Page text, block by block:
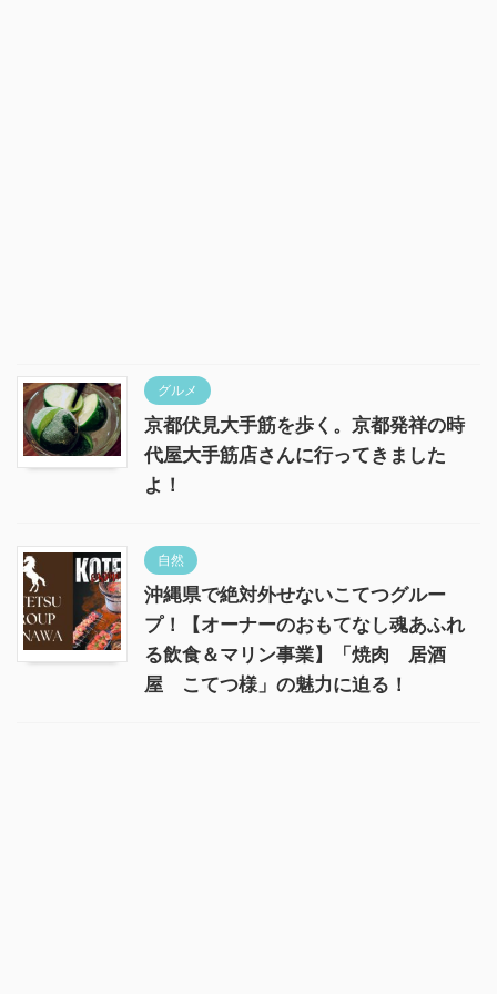
グルメ
京都伏見大手筋を歩く。京都発祥の時
代屋大手筋店さんに行ってきました
よ！
自然
沖縄県で絶対外せないこてつグルー
プ！【オーナーのおもてなし魂あふれ
る飲食＆マリン事業】「焼肉 居酒
屋 こてつ様」の魅力に迫る！